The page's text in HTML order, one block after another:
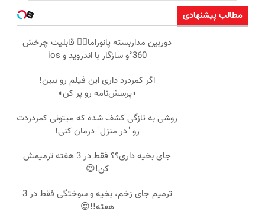
مطالب پیشنهادی
دوربین مداربسته پانوراما👈🏻 قابلیت چرخش
360°و سازگار با اندروید و ios
اگر کمردرد داری این فیلم رو ببین!
◗پرسش‌نامه رو پر کن◖
روشی به تازگی کشف شده که میتونی کمردردت
رو "در منزل" درمان کنی!
جای بخیه داری؟؟ فقط در 3 هفته ترمیمش
کن!😍
ترمیم جای زخم، بخیه و سوختگی فقط در 3
هفته!!😍